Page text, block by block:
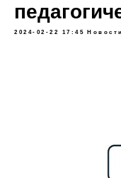
2024-02-22 17:45 Новости